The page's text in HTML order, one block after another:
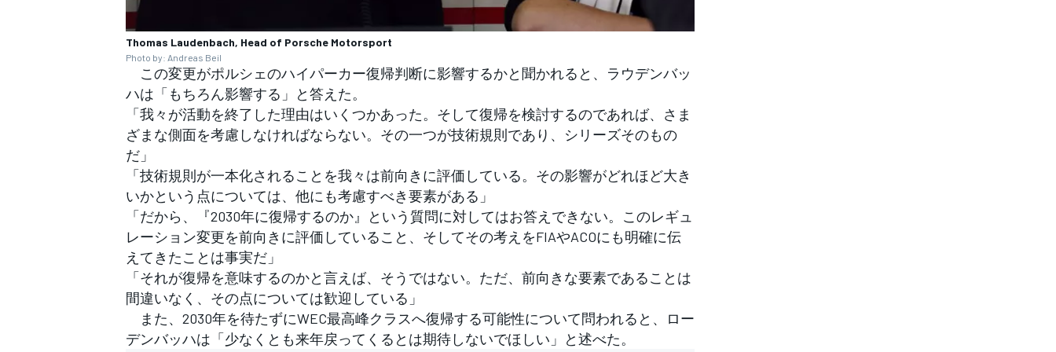
Thomas Laudenbach, Head of Porsche Motorsport
Photo by: Andreas Beil
この変更がポルシェのハイパーカー復帰判断に影響するかと聞かれると、ラウデンバッ
ハは「もちろん影響する」と答えた。
「我々が活動を終了した理由はいくつかあった。そして復帰を検討するのであれば、さま
ざまな側面を考慮しなければならない。その一つが技術規則であり、シリーズそのもの
だ」
「技術規則が一本化されることを我々は前向きに評価している。その影響がどれほど大き
いかという点については、他にも考慮すべき要素がある」
「だから、『2030年に復帰するのか』という質問に対してはお答えできない。このレギュ
レーション変更を前向きに評価していること、そしてその考えをFIAやACOにも明確に伝
えてきたことは事実だ」
「それが復帰を意味するのかと言えば、そうではない。ただ、前向きな要素であることは
間違いなく、その点については歓迎している」
また、2030年を待たずにWEC最高峰クラスへ復帰する可能性について問われると、ロー
デンバッハは「少なくとも来年戻ってくるとは期待しないでほしい」と述べた。